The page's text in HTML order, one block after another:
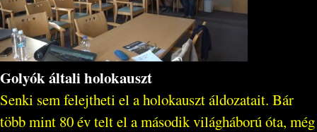
Golyók általi holokauszt
Senki sem felejtheti el a holokauszt áldozatait. Bár
több mint 80 év telt el a második világháború óta, még